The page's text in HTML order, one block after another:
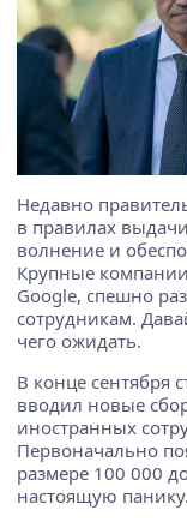
Недавно
в правилах
волнение и
Крупные
Google, спешно
сотрудникам.
чего ожидать.
В конце сентября
вводил новые
иностранных
Первоначально
размере 100 000
настоящую панику.